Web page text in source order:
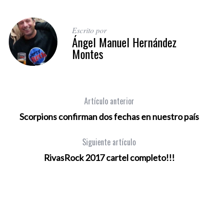
Escrito por
Ángel Manuel Hernández
Montes
Artículo anterior
Scorpions confirman dos fechas en nuestro país
Siguiente artículo
RivasRock 2017 cartel completo!!!